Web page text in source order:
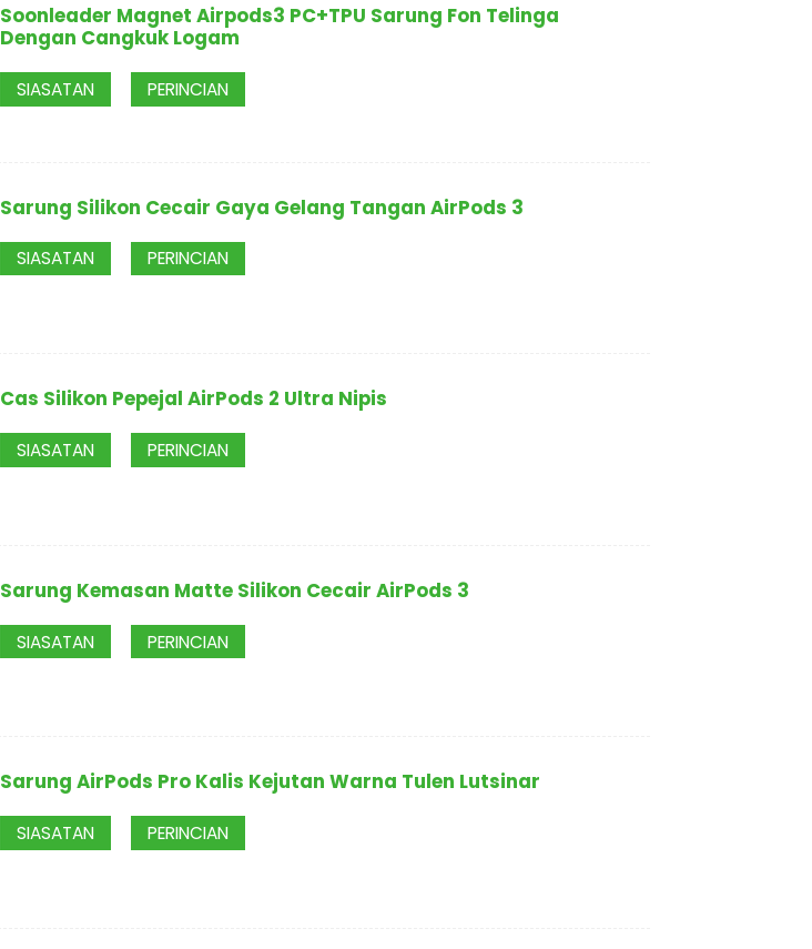
Soonleader Magnet Airpods3 PC+TPU Sarung Fon Telinga
Dengan Cangkuk Logam
SIASATAN PERINCIAN
Sarung Silikon Cecair Gaya Gelang Tangan AirPods 3
SIASATAN PERINCIAN
Cas Silikon Pepejal AirPods 2 Ultra Nipis
SIASATAN PERINCIAN
Sarung Kemasan Matte Silikon Cecair AirPods 3
SIASATAN PERINCIAN
Sarung AirPods Pro Kalis Kejutan Warna Tulen Lutsinar
SIASATAN PERINCIAN